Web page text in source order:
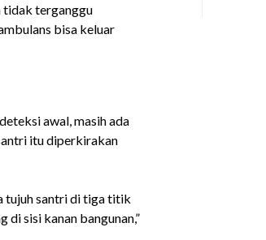
tidak terganggu
bisa keluar
awal, masih ada
itu diperkirakan
tujuh santri di tiga titik
sisi kanan bangunan,”